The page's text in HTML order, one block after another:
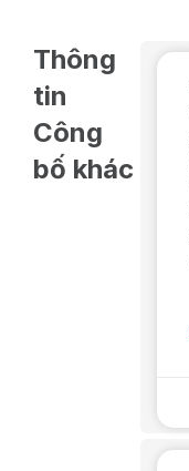
Thông
tin
Công
bố khác